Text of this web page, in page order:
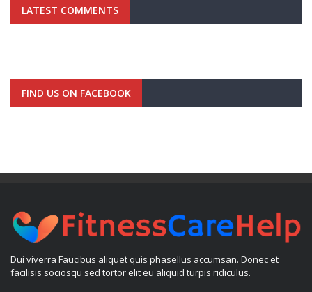
LATEST COMMENTS
FIND US ON FACEBOOK
Dui viverra Faucibus aliquet quis phasellus accumsan. Donec et
facilisis sociosqu sed tortor elit eu aliquid turpis ridiculus.